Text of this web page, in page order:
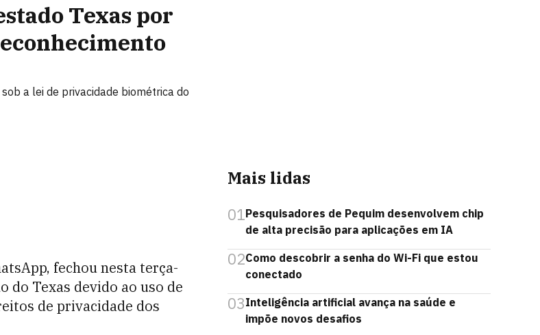
Texas por
a lei de privacidade biométrica do
fechou nesta terça-
do Texas devido ao uso de
de privacidade dos
Mais lidas
01Pesquisadores de Pequim desenvolvem chip
de alta precisão para aplicações em IA
02Como descobrir a senha do Wi-Fi que estou
conectado
03Inteligência artificial avança na saúde e
impõe novos desafios